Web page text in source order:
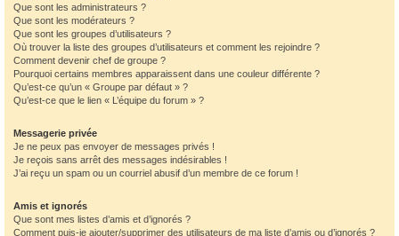
Que sont les administrateurs ?
Que sont les modérateurs ?
Que sont les groupes d’utilisateurs ?
Où trouver la liste des groupes d’utilisateurs et comment les rejoindre ?
Comment devenir chef de groupe ?
Pourquoi certains membres apparaissent dans une couleur différente ?
Qu’est-ce qu’un « Groupe par défaut » ?
Qu’est-ce que le lien « L’équipe du forum » ?
Messagerie privée
Je ne peux pas envoyer de messages privés !
Je reçois sans arrêt des messages indésirables !
J’ai reçu un spam ou un courriel abusif d’un membre de ce forum !
Amis et ignorés
Que sont mes listes d’amis et d’ignorés ?
Comment puis-je ajouter/supprimer des utilisateurs de ma liste d’amis ou d’ignorés ?